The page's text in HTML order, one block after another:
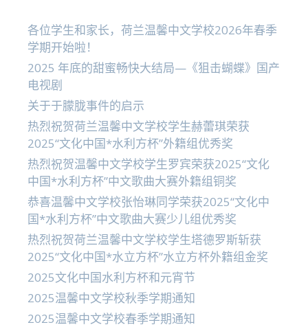
各位学生和家长，荷兰温馨中文学校2026年春季
学期开始啦！
2025 年底的甜蜜畅快大结局—《狙击蝴蝶》国产
电视剧
关于于朦胧事件的启示
热烈祝贺荷兰温馨中文学校学生赫蕾琪荣获
2025“文化中国*水利方杯”外籍组优秀奖
热烈祝贺温馨中文学校学生罗宾荣获2025“文化
中国*水利方杯”中文歌曲大赛外籍组铜奖
恭喜温馨中文学校张怡琳同学荣获2025“文化中
国*水利方杯”中文歌曲大赛少儿组优秀奖
热烈祝贺荷兰温馨中文学校学生塔德罗斯斩获
2025“文化中国*水立方杯”水立方杯外籍组金奖
2025文化中国水利方杯和元宵节
2025温馨中文学校秋季学期通知
2025温馨中文学校春季学期通知